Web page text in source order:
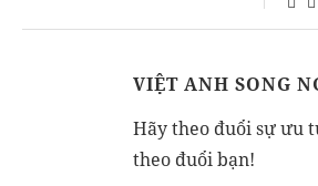
VIỆT ANH SONG
Hãy theo đuổi sự ưu
theo đuổi bạn!